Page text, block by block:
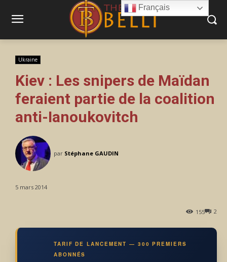
Ukraine
Kiev : Les snipers de Maïdan
feraient partie de la coalition
anti-Ianoukovitch
par Stéphane GAUDIN
5 mars 2014
2
155
TARIF DE LANCEMENT — 300 PREMIERS
ABONNÉS
Français